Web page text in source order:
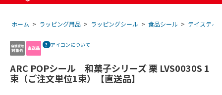
ホーム > ラッピング用品 > ラッピングシール > 食品シール > テイスティ
アイコンについて
ARC POPシール 和菓子シリーズ 栗 LVS0030S 1
束（ご注文単位1束）【直送品】